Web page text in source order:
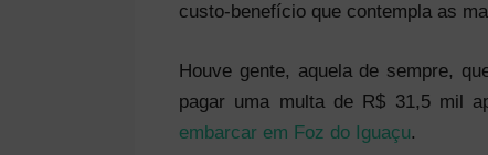
custo-benefício que contempla as
Houve gente, aquela de sempre,
pagar uma multa de R$ 31,5 mil
embarcar em Foz do Iguaçu.